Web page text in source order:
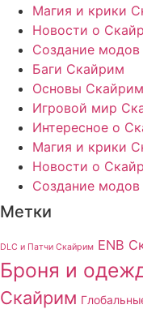
Магия и крики
Новости о
Создание
Баги Скайрим
Основы Скайрим
Игровой мир
Интересное о
Магия и крики
Новости о
Создание
Метки
DLC и Патчи Скайрим ENB
Броня и
Скайрим